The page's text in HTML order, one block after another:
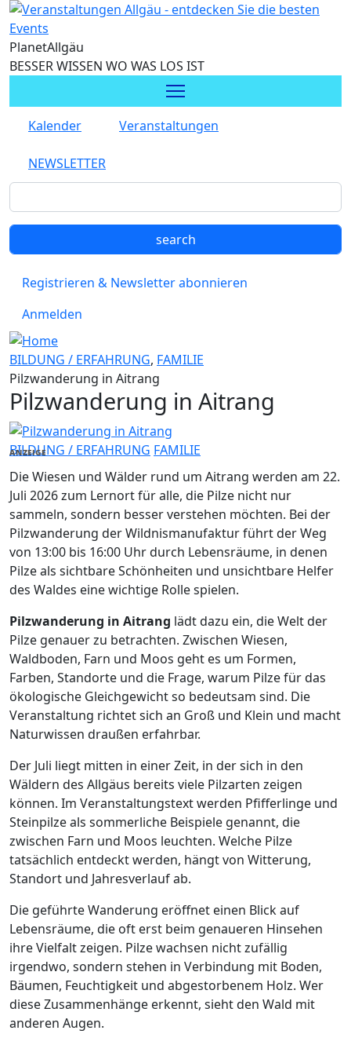
Direkt zum Inhalt
PlanetAllgäu
BESSER WISSEN WO WAS LOS IST
Kalender Veranstaltungen
NEWSLETTER
Registrieren & Newsletter abonnieren
Anmelden
BILDUNG / ERFAHRUNG, FAMILIE
Pilzwanderung in Aitrang
Pilzwanderung in Aitrang
BILDUNG / ERFAHRUNG FAMILIE
ANZEIGE
Die Wiesen und Wälder rund um Aitrang werden am 22.
Juli 2026 zum Lernort für alle, die Pilze nicht nur
sammeln, sondern besser verstehen möchten. Bei der
Pilzwanderung der Wildnismanufaktur führt der Weg
von 13:00 bis 16:00 Uhr durch Lebensräume, in denen
Pilze als sichtbare Schönheiten und unsichtbare Helfer
des Waldes eine wichtige Rolle spielen.
Pilzwanderung in Aitrang lädt dazu ein, die Welt der
Pilze genauer zu betrachten. Zwischen Wiesen,
Waldboden, Farn und Moos geht es um Formen,
Farben, Standorte und die Frage, warum Pilze für das
ökologische Gleichgewicht so bedeutsam sind. Die
Veranstaltung richtet sich an Groß und Klein und macht
Naturwissen draußen erfahrbar.
Der Juli liegt mitten in einer Zeit, in der sich in den
Wäldern des Allgäus bereits viele Pilzarten zeigen
können. Im Veranstaltungstext werden Pfifferlinge und
Steinpilze als sommerliche Beispiele genannt, die
zwischen Farn und Moos leuchten. Welche Pilze
tatsächlich entdeckt werden, hängt von Witterung,
Standort und Jahresverlauf ab.
Die geführte Wanderung eröffnet einen Blick auf
Lebensräume, die oft erst beim genaueren Hinsehen
ihre Vielfalt zeigen. Pilze wachsen nicht zufällig
irgendwo, sondern stehen in Verbindung mit Boden,
Bäumen, Feuchtigkeit und abgestorbenem Holz. Wer
diese Zusammenhänge erkennt, sieht den Wald mit
anderen Augen.